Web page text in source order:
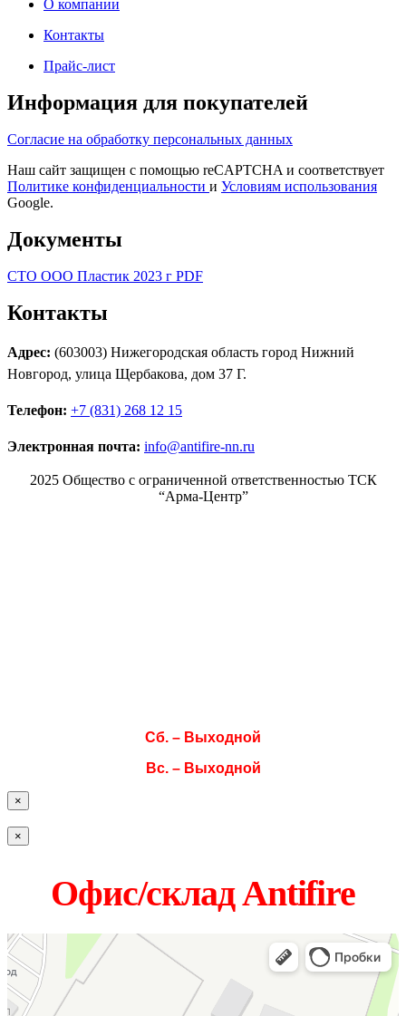
О компании
Контакты
Прайс-лист
Информация для покупателей
Согласие на обработку персональных данных
Наш сайт защищен с помощью reCAPTCHA и соответствует
Политике конфиденциальности и Условиям использования
Google.
Документы
СТО ООО Пластик 2023 г PDF
Контакты
Адрес: (603003) Нижегородская область город Нижний
Новгород, улица Щербакова, дом 37 Г.
Телефон: +7 (831) 268 12 15
Электронная почта: info@antifire-nn.ru
2025 Общество с ограниченной ответственностью ТСК
“Арма-Центр”
Сб. – Выходной
Вс. – Выходной
×
×
Офис/склад Antifire